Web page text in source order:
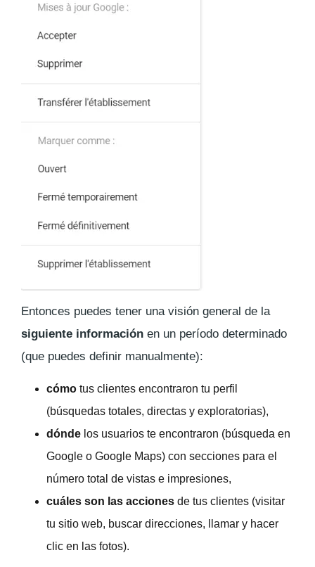
Entonces puedes tener una visión general de la
siguiente información en un período determinado
(que puedes definir manualmente):
cómo tus clientes encontraron tu perfil
(búsquedas totales, directas y exploratorias),
dónde los usuarios te encontraron (búsqueda en
Google o Google Maps) con secciones para el
número total de vistas e impresiones,
cuáles son las acciones de tus clientes (visitar
tu sitio web, buscar direcciones, llamar y hacer
clic en las fotos).